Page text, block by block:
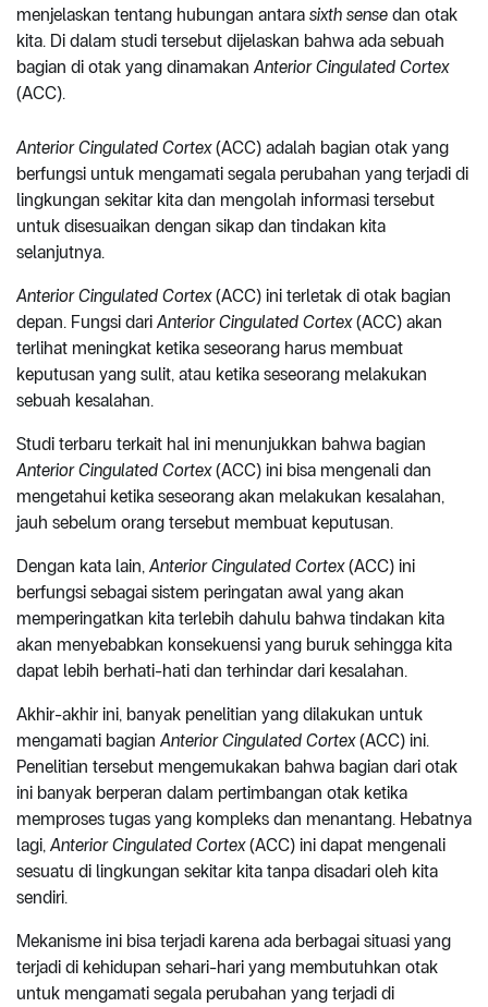
menjelaskan tentang hubungan antara sixth sense dan otak
kita. Di dalam studi tersebut dijelaskan bahwa ada sebuah
bagian di otak yang dinamakan Anterior Cingulated Cortex
(ACC).
Anterior Cingulated Cortex(ACC) adalah bagian otak yang
berfungsi untuk mengamati segala perubahan yang terjadi di
lingkungan sekitar kita dan mengolah informasi tersebut
untuk disesuaikan dengan sikap dan tindakan kita
selanjutnya.
Anterior Cingulated Cortex(ACC) ini terletak di otak bagian
depan. Fungsi dari Anterior Cingulated Cortex(ACC) akan
terlihat meningkat ketika seseorang harus membuat
keputusan yang sulit, atau ketika seseorang melakukan
sebuah kesalahan.
Studi terbaru terkait hal ini menunjukkan bahwa bagian
Anterior Cingulated Cortex(ACC) ini bisa mengenali dan
mengetahui ketika seseorang akan melakukan kesalahan,
jauh sebelum orang tersebut membuat keputusan.
Dengan kata lain, Anterior Cingulated Cortex(ACC) ini
berfungsi sebagai sistem peringatan awal yang akan
memperingatkan kita terlebih dahulu bahwa tindakan kita
akan menyebabkan konsekuensi yang buruk sehingga kita
dapat lebih berhati-hati dan terhindar dari kesalahan.
Akhir-akhir ini, banyak penelitian yang dilakukan untuk
mengamati bagian Anterior Cingulated Cortex(ACC) ini.
Penelitian tersebut mengemukakan bahwa bagian dari otak
ini banyak berperan dalam pertimbangan otak ketika
memproses tugas yang kompleks dan menantang. Hebatnya
lagi, Anterior Cingulated Cortex(ACC) ini dapat mengenali
sesuatu di lingkungan sekitar kita tanpa disadari oleh kita
sendiri.
Mekanisme ini bisa terjadi karena ada berbagai situasi yang
terjadi di kehidupan sehari-hari yang membutuhkan otak
untuk mengamati segala perubahan yang terjadi di